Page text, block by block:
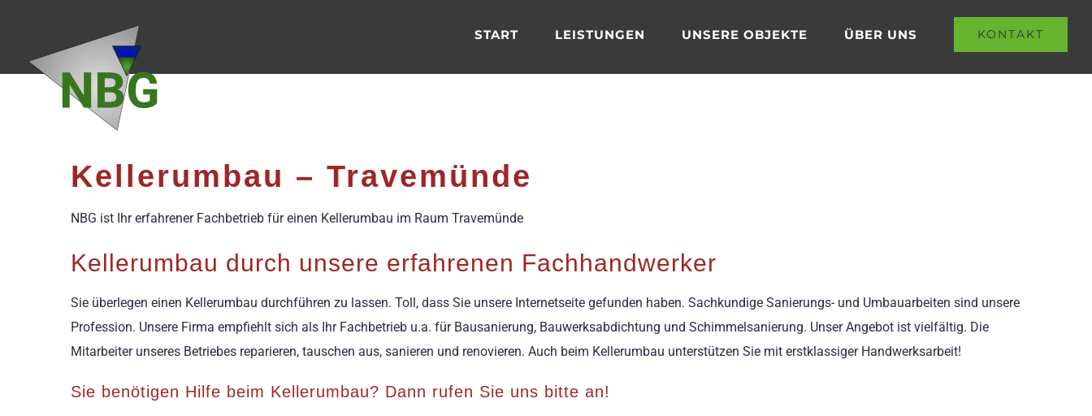
springen
START LEISTUNGEN UNSERE OBJEKTE ÜBER UNS KONTAKT
Kellerumbau – Travemünde
NBG ist Ihr erfahrener Fachbetrieb für einen Kellerumbau im Raum Travemünde
Kellerumbau durch unsere erfahrenen Fachhandwerker
Sie überlegen einen Kellerumbau durchführen zu lassen. Toll, dass Sie unsere Internetseite gefunden haben. Sachkundige Sanierungs- und Umbauarbeiten sind unsere
Profession. Unsere Firma empfiehlt sich als Ihr Fachbetrieb u.a. für Bausanierung, Bauwerksabdichtung und Schimmelsanierung. Unser Angebot ist vielfältig. Die
Mitarbeiter unseres Betriebes reparieren, tauschen aus, sanieren und renovieren. Auch beim Kellerumbau unterstützen Sie mit erstklassiger Handwerksarbeit!
Sie benötigen Hilfe beim Kellerumbau? Dann rufen Sie uns bitte an!